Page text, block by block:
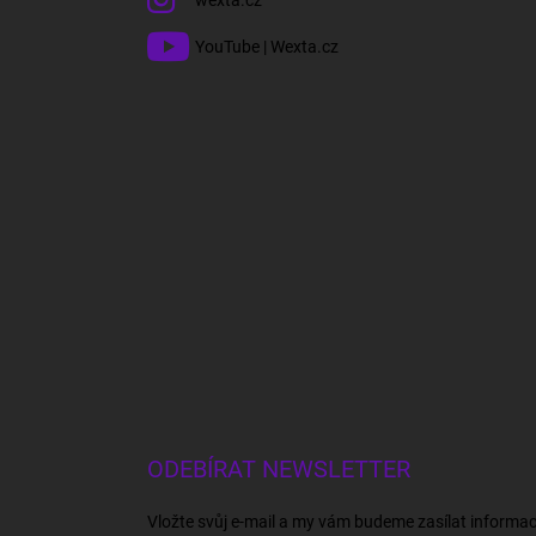
YouTube | Wexta.cz
ODEBÍRAT NEWSLETTER
Vložte svůj e-mail a my vám budeme zasílat